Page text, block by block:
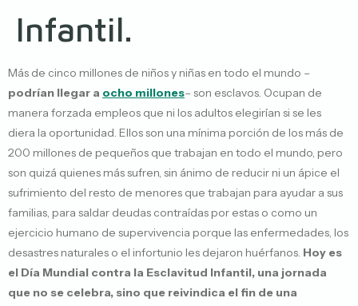
Infantil.
Más de cinco millones de niños y niñas en todo el mundo –
podrían llegar a ocho millones– son esclavos. Ocupan de
manera forzada empleos que ni los adultos elegirían si se les
diera la oportunidad. Ellos son una mínima porción de los más de
200 millones de pequeños que trabajan en todo el mundo, pero
son quizá quienes más sufren, sin ánimo de reducir ni un ápice el
sufrimiento del resto de menores que trabajan para ayudar a sus
familias, para saldar deudas contraídas por estas o como un
ejercicio humano de supervivencia porque las enfermedades, los
desastres naturales o el infortunio les dejaron huérfanos. Hoy es
el Día Mundial contra la Esclavitud Infantil, una jornada
que no se celebra, sino que reivindica el fin de una